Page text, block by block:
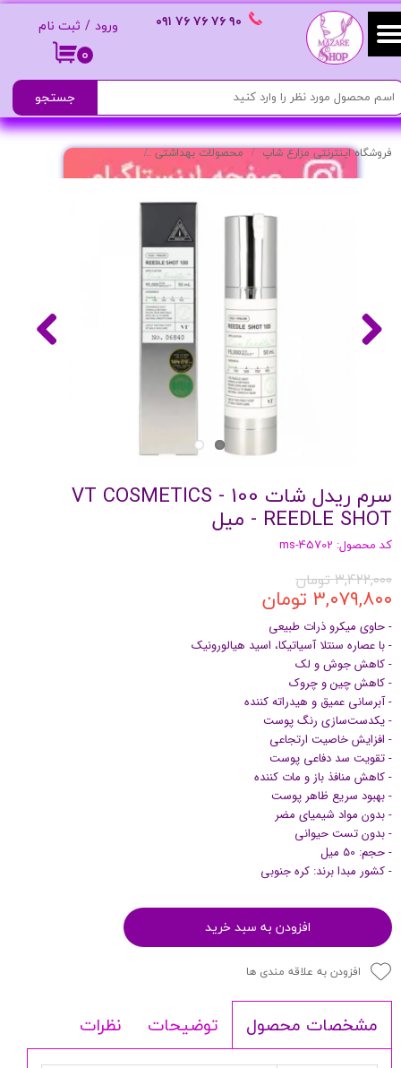
۰
ورود / ثبت نام
حساب کاربری من
تغییر گذر واژه
سفارشات
خروج از حساب کاربری
٩٠ ٧۶ ٧۶ ٧۶ ٠٩١
جستجو
فروشگاه اینترنتی مزارع شاپ محصولات بهداشتی سرم ریدل شات 100 - VT COSMETICS REEDLE SHOT - میل
سرم ریدل شات 100 - VT COSMETICS
REEDLE SHOT - میل
کد محصول: ms-45702
۳,۴۲۲,۰۰۰ تومان
۳,۰۷۹,۸۰۰ تومان
- حاوی میکرو ذرات طبیعی
- با عصاره سنتلا آسیاتیکا، اسید هیالورونیک
- کاهش جوش و لک
- کاهش چین‌ و چروک
- آبرسانی عمیق و هیدراته کننده
- یکدست‌سازی رنگ پوست
- افزایش خاصیت ارتجاعی
- تقویت سد دفاعی پوست
- کاهش منافذ باز و مات کننده
- بهبود سریع ظاهر پوست
- بدون مواد شیمیای مضر
- بدون تست حیوانی
- حجم: 50 میل
- کشور مبدا برند: کره جنوبی
افزودن به سبد خرید
افزودن به علاقه مندی ها
مشخصات محصول توضیحات نظرات